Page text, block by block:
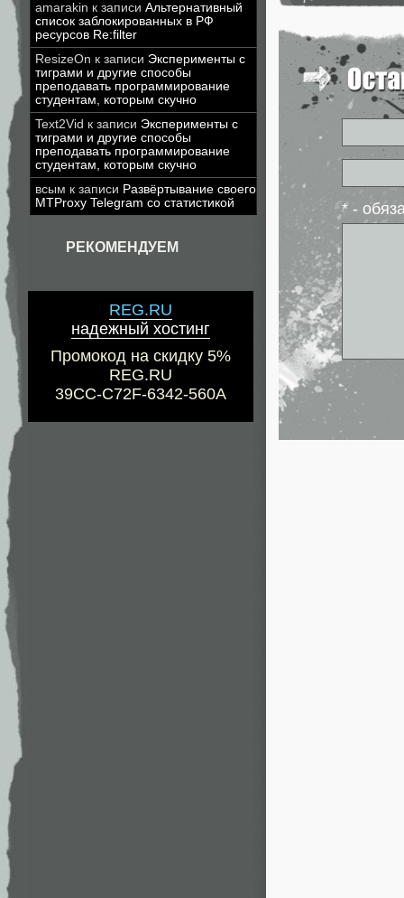
amarakin к записи Альтернативный
список заблокированных в РФ
ресурсов Re:filter
ResizeOn к записи Эксперименты с
тиграми и другие способы
преподавать программирование
студентам, которым скучно
Text2Vid к записи Эксперименты с
тиграми и другие способы
преподавать программирование
студентам, которым скучно
всым к записи Развёртывание своего
MTProxy Telegram со статистикой
РЕКОМЕНДУЕМ
REG.RU
надежный хостинг
Промокод на скидку 5%
REG.RU
39CC-C72F-6342-560A
* -